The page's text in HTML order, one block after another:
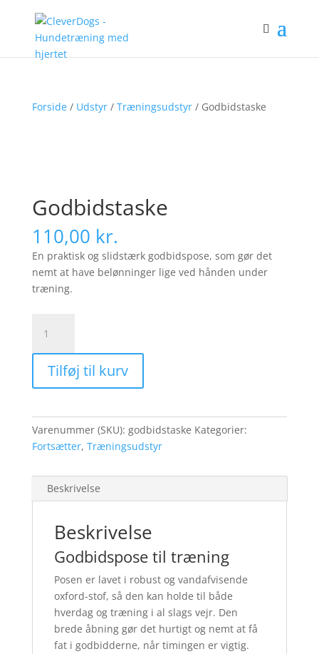
Forside/ Udstyr/ Træningsudstyr/ Godbidstaske
Godbidstaske
110,00 kr.
En praktisk og slidstærk godbidspose, som gør det
nemt at have belønninger lige ved hånden under
træning.
antal
Tilføj til kurv
Varenummer (SKU): godbidstaske Kategorier:
Fortsætter, Træningsudstyr
Beskrivelse
Beskrivelse
Godbidspose til træning
Posen er lavet i robust og vandafvisende
oxford-stof, så den kan holde til både
hverdag og træning i al slags vejr. Den
brede åbning gør det hurtigt og nemt at få
fat i godbidderne, når timingen er vigtig.